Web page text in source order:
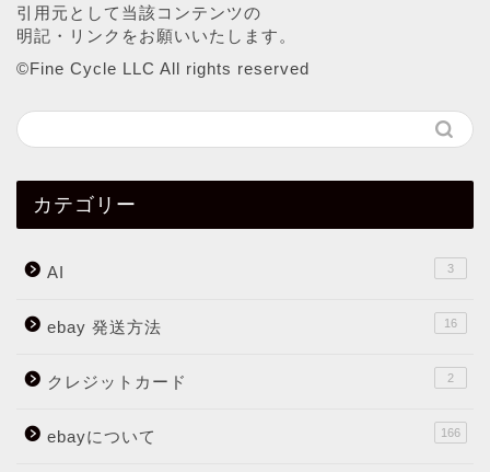
引用元として当該コンテンツの
明記・リンクをお願いいたします。
©︎Fine Cycle LLC All rights reserved
カテゴリー
AI 3
ebay 発送方法 16
クレジットカード 2
ebayについて 166